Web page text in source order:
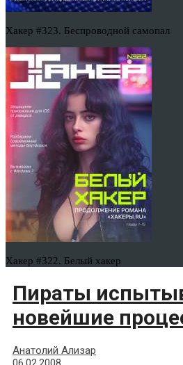
Хакер #323. Беспроводной самопал
Хакер #322. Белый хакер
Пираты
новейшие
Анатолий Ализар